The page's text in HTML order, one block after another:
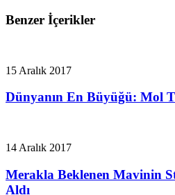
Benzer İçerikler
15 Aralık 2017
Dünyanın En Büyüğü: Mol
14 Aralık 2017
Merakla Beklenen Mavinin
Aldı